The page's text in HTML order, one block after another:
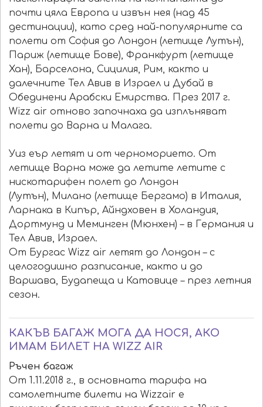
почти цяла Европа и извън нея (над 45
дестинации), като сред най-популярните са
полети от София до Лондон (летище Лутън),
Париж (летище Бове), Франкфурт (летище
Хан), Барселона, Сицилия, Рим, както и
далечните Тел Авив в Израел и Дубай в
Обединени Арабски Емирства. През 2017 г.
Wizz air отново започнаха да изплъняват
полети до Варна и Малага.
Уиз еър летят и от черноморието. От
летище Варна може да летите летите с
нискотарифен полет до Лондон
(Лутън), Милано (летище Бергамо) в Италия,
Ларнака в Кипър, Айндховен в Холандия,
Дортмунд и Меминген (Мюнхен) – в Германия и
Тел Авив, Израел.
От Бургас Wizz air летят до Лондон – с
целогодишно разписание, както и до
Варшава, Будапеща и Катовице – през летния
сезон.
КАКЪВ БАГАЖ МОГА ДА НОСЯ, АКО
ИМАМ БИЛЕТ НА WIZZ AIR
Ръчен багаж
От 1.11.2018 г., в основната тарифа на
самолетните билети на Wizzair е